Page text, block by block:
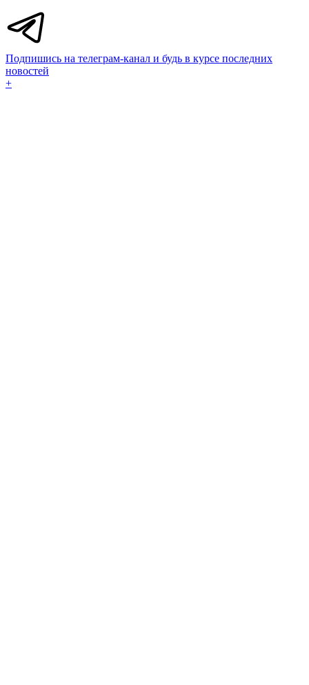
Подпишись на телеграм-канал и будь в курсе последних
новостей
+